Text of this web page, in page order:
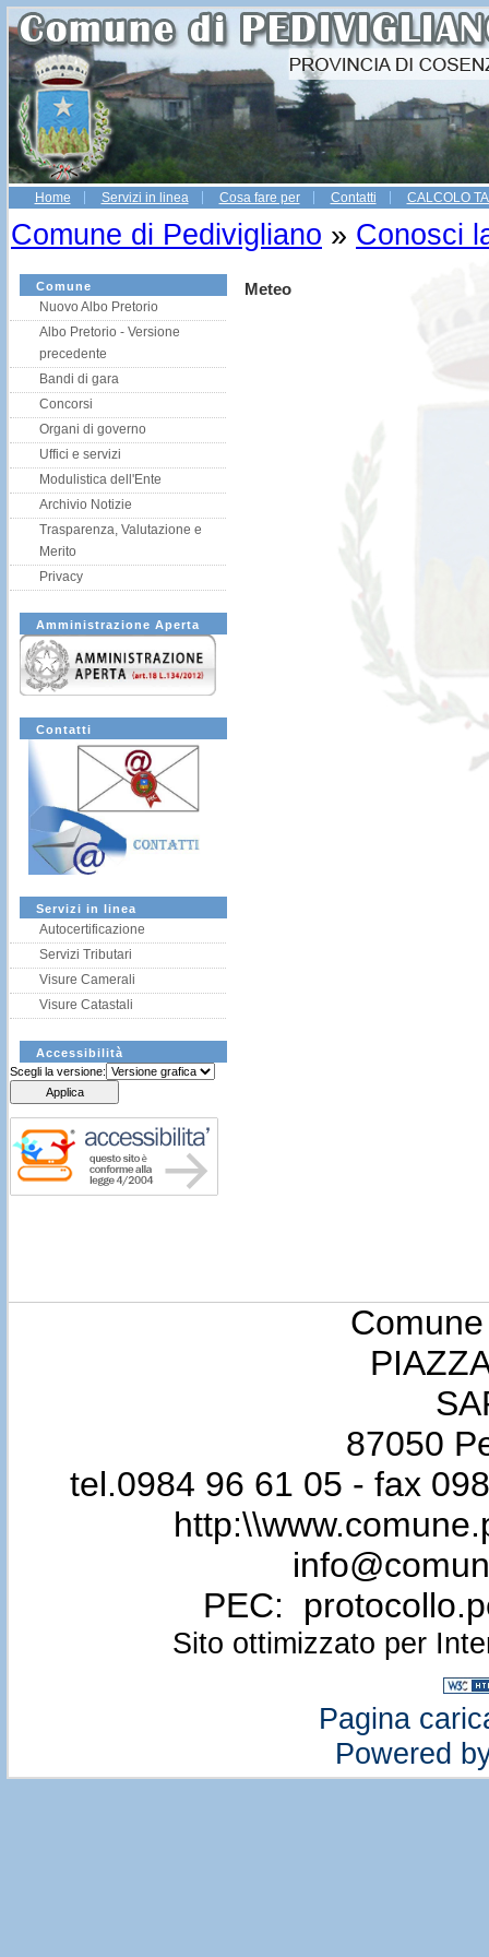
Home Servizi in linea Cosa fare per Contatti
CALCOLO
Comune di Pedivigliano » Conosci
Comune
Nuovo Albo Pretorio
Albo Pretorio - Versione
precedente
Bandi di gara
Concorsi
Organi di governo
Uffici e servizi
Modulistica dell'Ente
Archivio Notizie
Trasparenza, Valutazione e
Merito
Privacy
Amministrazione Aperta
Contatti
Servizi in linea
Autocertificazione
Servizi Tributari
Visure Camerali
Visure Catastali
Accessibilità
Scegli la versione:
Meteo
87050
tel.0984 96 61 05 - fax
PEC:
Sito ottimizzato per
Pagina
Powered